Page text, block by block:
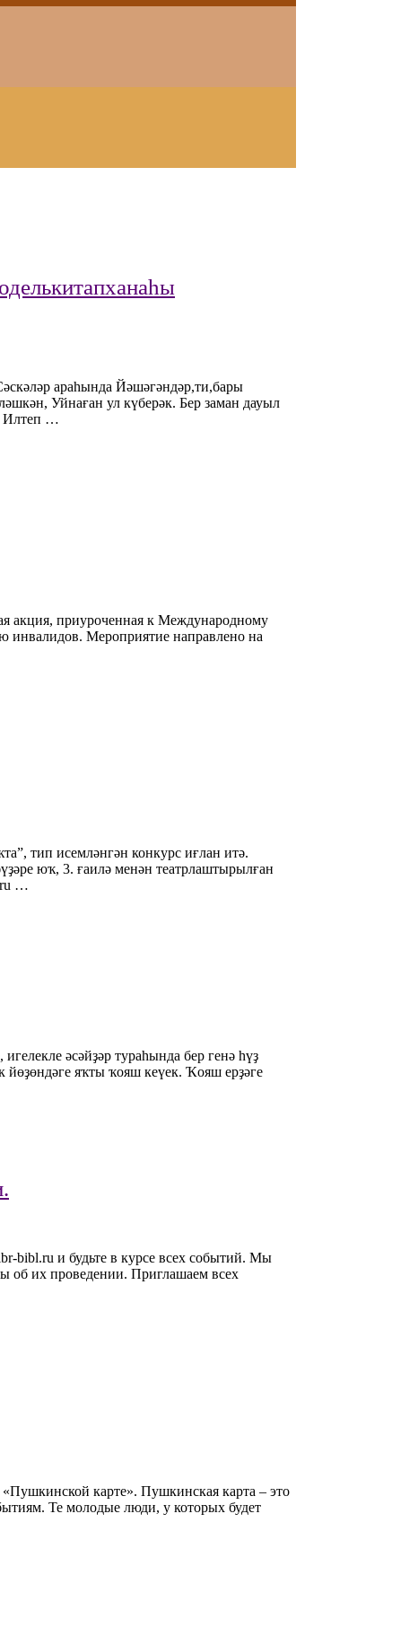
араһында Йәшәгәндәр,ти,бары
Уйнаған ул күберәк. Бер заман дауыл
Илтеп …
акция, приуроченная к Международному
инвалидов. Мероприятие направлено на
тип исемләнгән конкурс иғлан итә.
юҡ, 3. ғаилә менән театрлаштырылған
…
әсәйҙәр тураһында бер генә һүҙ
йөҙөндәге яҡты ҡояш кеүек. Ҡояш ерҙәге
bibl.ru и будьте в курсе всех событий. Мы
об их проведении. Приглашаем всех
«Пушкинской карте». Пушкинская карта – это
Те молодые люди, у которых будет